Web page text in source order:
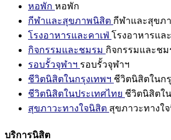
หอพัก หอพัก
กีฬาและสุขภาพนิสิต กีฬาและสุขภ
โรงอาหารและคาเฟ่ โรงอาหารแล
กิจกรรมและชมรม กิจกรรมและชม
รอบรั้วจุฬาฯ รอบรั้วจุฬาฯ
ชีวิตนิสิตในกรุงเทพฯ ชีวิตนิสิตในก
ชีวิตนิสิตในประเทศไทย ชีวิตนิสิตใ
สุขภาวะทางใจนิสิต สุขภาวะทางใ
บริการนิสิต